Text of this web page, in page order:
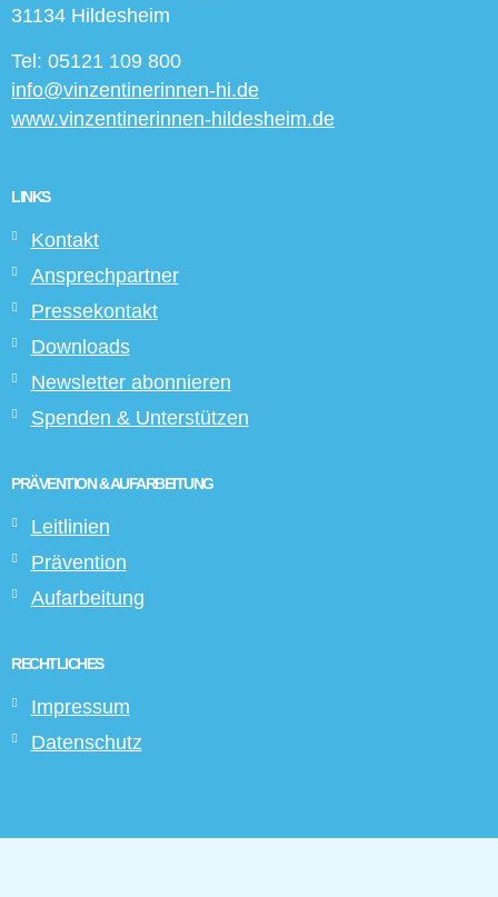
31134 Hildesheim
Tel: 05121 109 800
info@vinzentinerinnen-hi.de
www.vinzentinerinnen-hildesheim.de
LINKS
Kontakt
Ansprechpartner
Pressekontakt
Downloads
Newsletter abonnieren
Spenden & Unterstützen
PRÄVENTION & AUFARBEITUNG
Leitlinien
Prävention
Aufarbeitung
RECHTLICHES
Impressum
Datenschutz